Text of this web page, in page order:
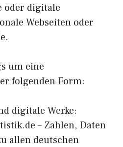
oder digitale
Webseiten oder
um eine
folgenden Form:
digitale Werke:
– Zahlen, Daten
allen deutschen